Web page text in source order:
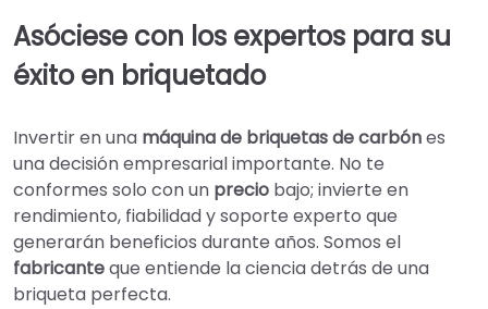
Asóciese con los expertos para su
éxito en briquetado
Invertir en una máquina de briquetas de carbónes
una decisión empresarial importante. No te
conformes solo con un precio bajo; invierte en
rendimiento, fiabilidad y soporte experto que
generarán beneficios durante años. Somos el
fabricanteque entiende la ciencia detrás de una
briqueta perfecta.